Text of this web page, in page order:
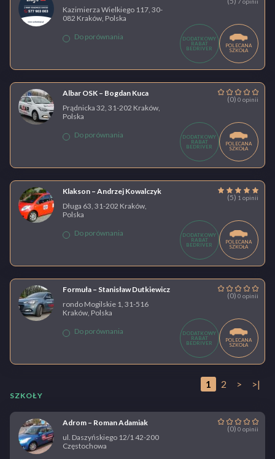
Kazimierza Wielkiego 117, 30-
082 Kraków, Polska
Do porównania
DODATKOWY
RABAT
BEDRIVER
POLECANA
SZKOŁA
Albar OSK – Bogdan Kuca
(0) 0 opinii
Prądnicka 32, 31-202 Kraków,
Polska
Do porównania
DODATKOWY
RABAT
BEDRIVER
POLECANA
SZKOŁA
Klakson – Andrzej Kowalczyk
(5) 1 opinii
Długa 63, 31-202 Kraków,
Polska
Do porównania
DODATKOWY
RABAT
BEDRIVER
POLECANA
SZKOŁA
Formuła – Stanisław Dutkiewicz
(0) 0 opinii
rondo Mogilskie 1, 31-516
Kraków, Polska
Do porównania
DODATKOWY
RABAT
BEDRIVER
POLECANA
SZKOŁA
1 2 > >|
SZKOŁY
Adrom – Roman Adamiak
(0) 0 opinii
ul. Daszyńskiego 12/1 42-200
Częstochowa